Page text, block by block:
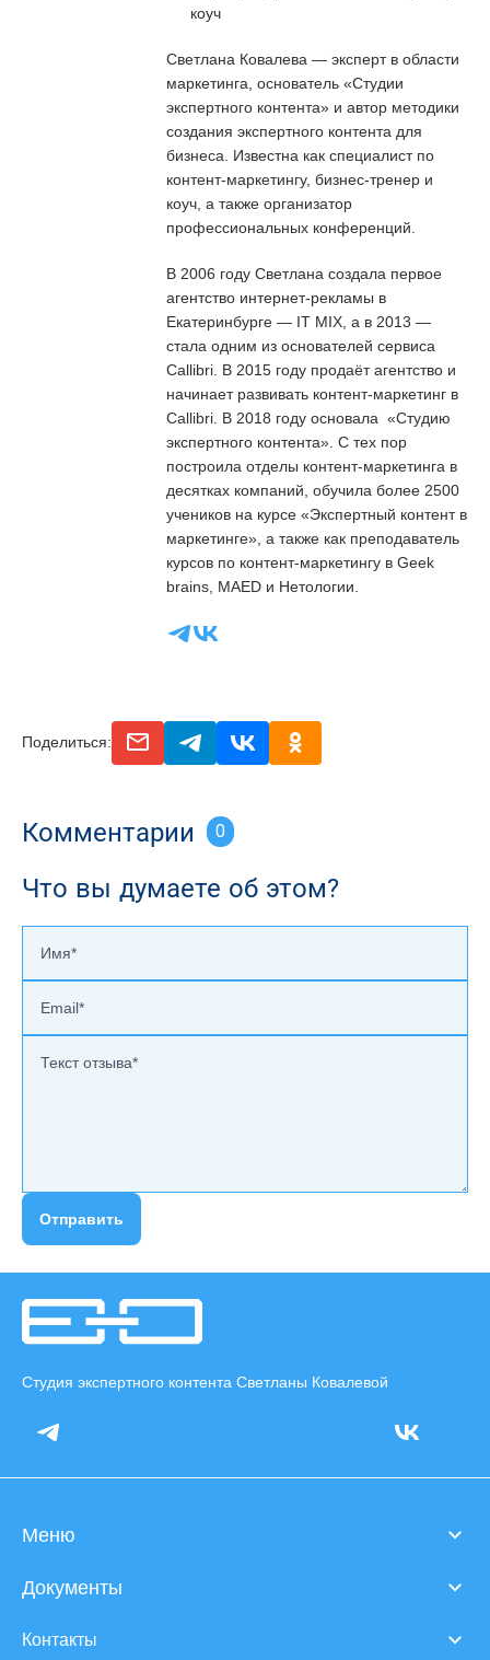
коуч
Светлана Ковалева — эксперт в области
маркетинга, основатель «Студии
экспертного контента» и автор методики
создания экспертного контента для
бизнеса. Известна как специалист по
контент-маркетингу, бизнес-тренер и
коуч, а также организатор
профессиональных конференций.
В 2006 году Светлана создала первое
агентство интернет-рекламы в
Екатеринбурге — IT MIX, а в 2013 —
стала одним из основателей сервиса
Callibri. В 2015 году продаёт агентство и
начинает развивать контент-маркетинг в
Callibri. В 2018 году основала «Студию
экспертного контента». С тех пор
построила отделы контент-маркетинга в
десятках компаний, обучила более 2500
учеников на курсе «Экспертный контент в
маркетинге», а также как преподаватель
курсов по контент-маркетингу в Geek
brains, MAED и Нетологии.
Поделиться: email telegram vk odnoclassniki
Комментарии 0
Что вы думаете об этом?
Отправить
Студия экспертного контента Светланы Ковалевой
Меню
Документы
Контакты